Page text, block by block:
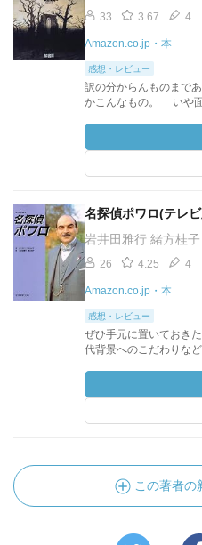
33 3.67 4
Amazon.co.jp・本
感想・レビュー
訳の分からんものまで
かこんなもの。 いや面
名探偵ポワロ(テレ
岩井田雅行 緒方桂
26 4.25 4
Amazon.co.jp・本
感想・レビュー
ぜひ手元に置いておき
代背景へのこだわりな
この著者の